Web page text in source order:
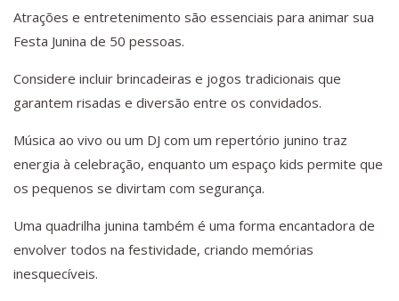
Atrações e entretenimento são essenciais para animar sua
Festa Junina de 50 pessoas.
Considere incluir brincadeiras e jogos tradicionais que
garantem risadas e diversão entre os convidados.
Música ao vivo ou um DJ com um repertório junino traz
energia à celebração, enquanto um espaço kids permite que
os pequenos se divirtam com segurança.
Uma quadrilha junina também é uma forma encantadora de
envolver todos na festividade, criando memórias
inesquecíveis.